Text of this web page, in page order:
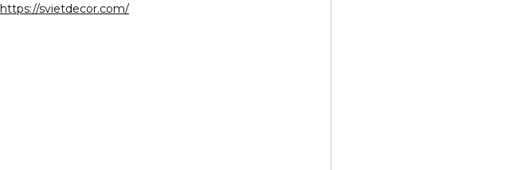
https://svietdecor.com/